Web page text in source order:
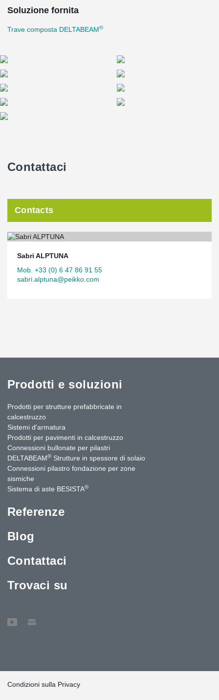
Soluzione fornita
Trave composta DELTABEAM®
Contattaci
Contacts
Sabri ALPTUNA
Mob. +33 (0) 6 47 86 91 55
sabri.alptuna@peikko.com
Prodotti e soluzioni
Prodotti per strutture prefabbricate in
calcestruzzo
Sistemi d'armatura
Prodotti per pavimenti in calcestruzzo
Connessioni bullonate per pilastri
DELTABEAM® Strutture in spessore di solaio
Connessioni pilastro fondazione per zone
sismiche
Sistema di aste BESISTA®
Referenze
Blog
Contattaci
Trovaci su
Condizioni sulla Privacy